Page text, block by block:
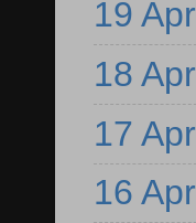
19 Apr
18 Apr
17 Apr
16 Apr